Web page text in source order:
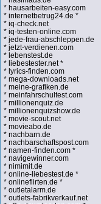
* hausarbeiten-easy.com
* internetbetrug24.de *
* iq-check.net
* iq-testen-online.com
* jede-frau-abschleppen.de
* jetzt-verdienen.com
* lebenstest.de
* liebestester.net *
* lyrics-finden.com
* mega-downloads.net
* meine-grafiken.de
* meinfahrschultest.com
* millionenquiz.de
* millionenquizshow.de
* movie-scout.net
* movieabo.de
* nachbarn.de
* nachbarschaftspost.com
* namen-finden.com *
* navigewinner.com
* nimimit.de
* online-liebestest.de *
* onlineflirten.de *
* outletalarm.de
* outlets-fabrikverkauf.net